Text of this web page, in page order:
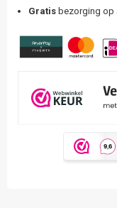
Gratis bezorging op